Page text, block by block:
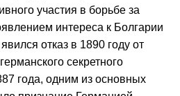
участия в борьбе за
интереса к Болгарии
отказ в 1890 году от
секретного
года, одним из основных